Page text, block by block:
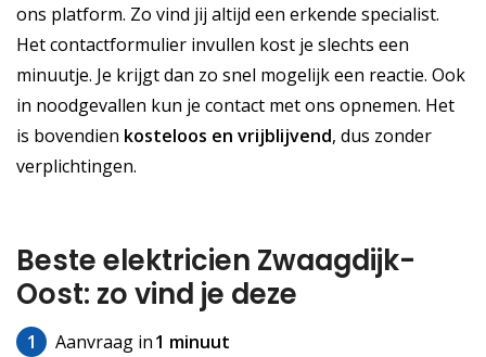
ons platform. Zo vind jij altijd een erkende specialist.
Het contactformulier invullen kost je slechts een
minuutje. Je krijgt dan zo snel mogelijk een reactie. Ook
in noodgevallen kun je contact met ons opnemen. Het
is bovendien kosteloos en vrijblijvend, dus zonder
verplichtingen.
Beste elektricien Zwaagdijk-
Oost: zo vind je deze
1 Aanvraag in1 minuut